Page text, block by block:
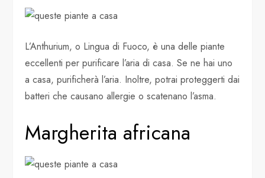
L’Anthurium, o Lingua di Fuoco, è una delle piante
eccellenti per purificare l’aria di casa. Se ne hai uno
a casa, purificherà l’aria. Inoltre, potrai proteggerti dai
batteri che causano allergie o scatenano l’asma.
Margherita africana